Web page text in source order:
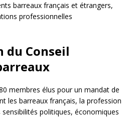
barreaux français et étrangers,
professionnelles
du Conseil
membres élus pour un mandat de
les barreaux français, la profession
politiques, économiques